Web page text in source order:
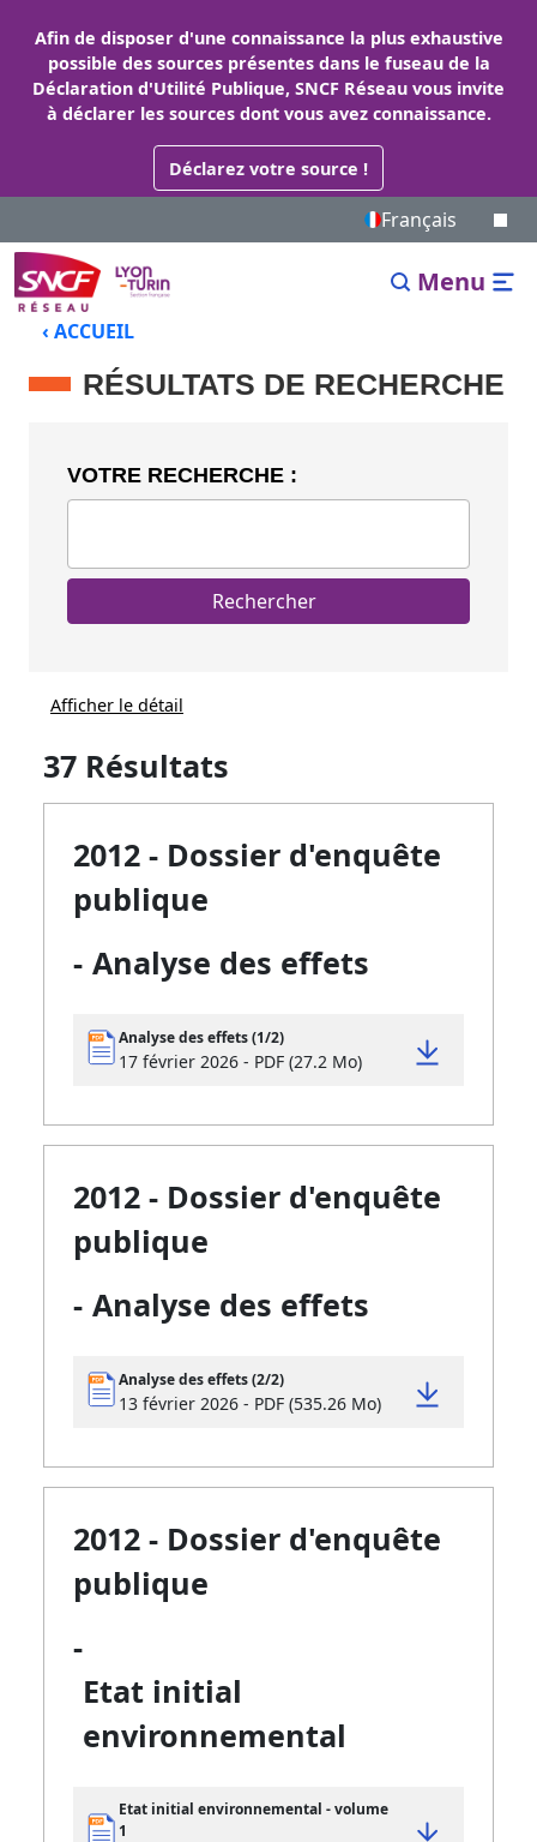
Afin de disposer d'une connaissance la plus exhaustive
possible des sources présentes dans le fuseau de la
Déclaration d'Utilité Publique, SNCF Réseau vous invite
à déclarer les sources dont vous avez connaissance.
Déclarez votre source !
Français
Menu
‹ ACCUEIL
RÉSULTATS DE RECHERCHE
VOTRE RECHERCHE :
Rechercher
Afficher le détail
37 Résultats
2012 - Dossier d'enquête
publique
- Analyse des effets
Analyse des effets (1/2)
17 février 2026 - PDF (27.2 Mo)
2012 - Dossier d'enquête
publique
- Analyse des effets
Analyse des effets (2/2)
13 février 2026 - PDF (535.26 Mo)
2012 - Dossier d'enquête
publique
-
Etat initial
environnemental
Etat initial environnemental - volume
1